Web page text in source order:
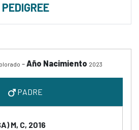
PEDIGREE
-Año Nacimiento 2023
PADRE
M, C, 2016